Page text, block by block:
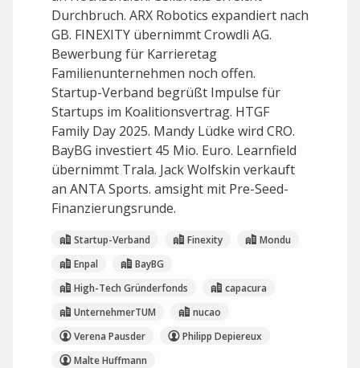
Durchbruch. ARX Robotics expandiert nach
GB. FINEXITY übernimmt Crowdli AG.
Bewerbung für Karrieretag
Familienunternehmen noch offen.
Startup-Verband begrüßt Impulse für
Startups im Koalitionsvertrag. HTGF
Family Day 2025. Mandy Lüdke wird CRO.
BayBG investiert 45 Mio. Euro. Learnfield
übernimmt Trala. Jack Wolfskin verkauft
an ANTA Sports. amsight mit Pre-Seed-
Finanzierungsrunde.
Startup-Verband Finexity
Mondu
Enpal
BayBG
High-Tech Gründerfonds
capacura
UnternehmerTUM
nucao
Verena Pausder
Philipp Depiereux
Malte Huffmann